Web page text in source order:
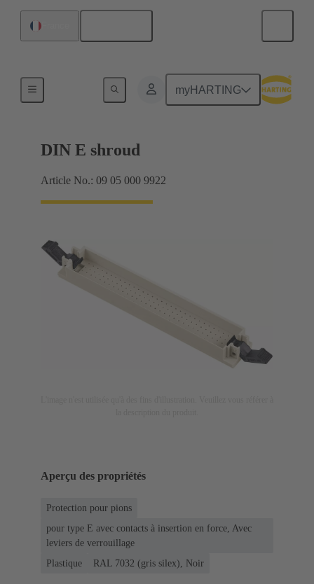
myHARTING
Raccordement carte mère à carte fille
DIN E shroud
Article No.: 09 05 000 9922
Aperçu des propriétés
Protection pour pions
pour type E avec contacts à insertion en force, Avec
leviers de verrouillage
Plastique
RAL 7032 (gris silex), Noir